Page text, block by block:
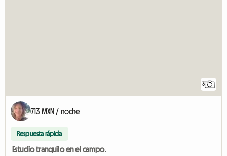
3
713 MXN / noche
Respuesta rápida
Estudio tranquilo en el campo.